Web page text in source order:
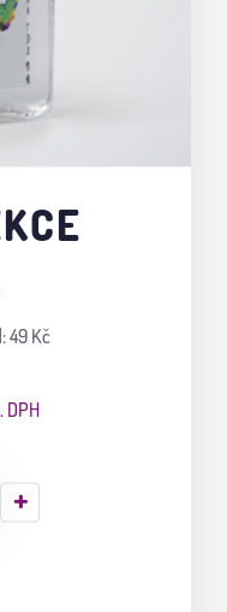
49 Kč
DPH